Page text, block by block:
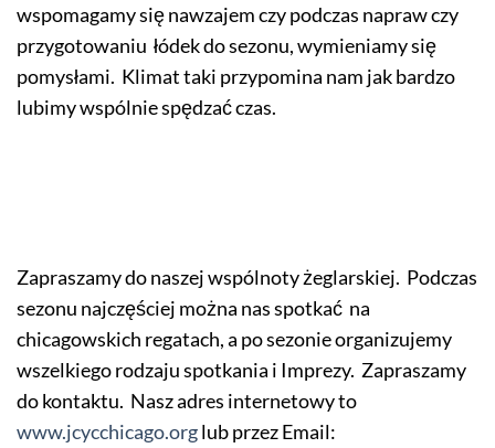
wspomagamy się nawzajem czy podczas napraw czy
przygotowaniu łódek do sezonu, wymieniamy się
pomysłami. Klimat taki przypomina nam jak bardzo
lubimy wspólnie spędzać czas.
Zapraszamy do naszej wspólnoty żeglarskiej. Podczas
sezonu najczęściej można nas spotkać na
chicagowskich regatach, a po sezonie organizujemy
wszelkiego rodzaju spotkania i Imprezy. Zapraszamy
do kontaktu. Nasz adres internetowy to
www.jcycchicago.orglub przez Email: